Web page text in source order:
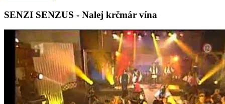
SENZI SENZUS - Nalej krčmár vína